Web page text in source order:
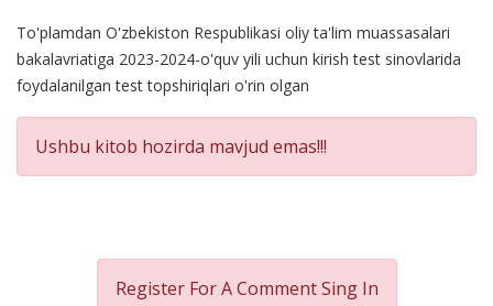
Product
Summery
To'plamdan O'zbekiston Respublikasi oliy ta'lim muassasalari
bakalavriatiga 2023-2024-o'quv yili uchun kirish test sinovlarida
foydalanilgan test topshiriqlari o'rin olgan
Ushbu kitob hozirda mavjud emas!!!
Register For A CommentSing In